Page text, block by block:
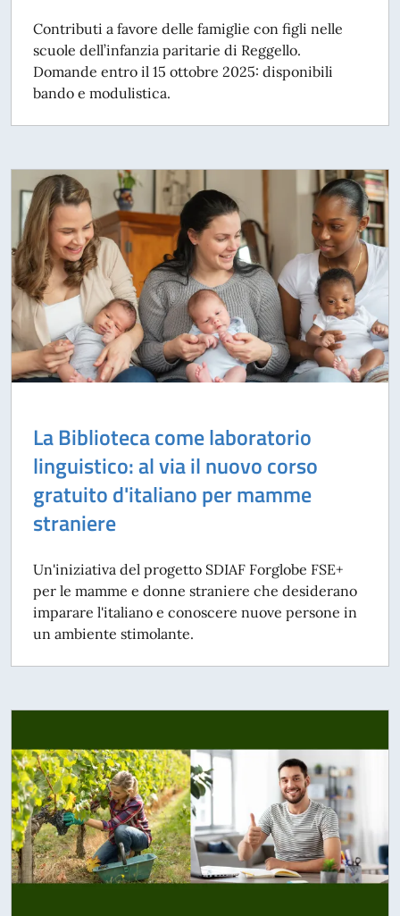
Contributi a favore delle famiglie con figli nelle
scuole dell’infanzia paritarie di Reggello.
Domande entro il 15 ottobre 2025: disponibili
bando e modulistica.
La Biblioteca come laboratorio
linguistico: al via il nuovo corso
gratuito d'italiano per mamme
straniere
Un'iniziativa del progetto SDIAF Forglobe FSE+
per le mamme e donne straniere che desiderano
imparare l'italiano e conoscere nuove persone in
un ambiente stimolante.